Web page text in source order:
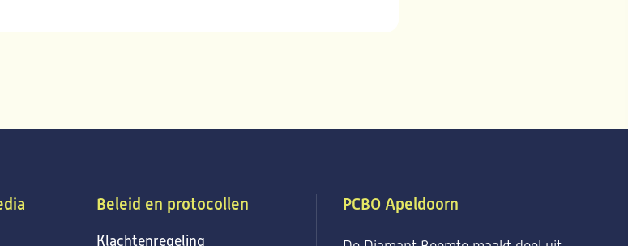
Beleid en protocollen
Klachtenregeling
PCBO Apeldoorn